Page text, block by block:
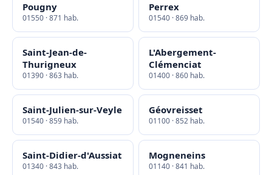
Pougny
01550 · 871 hab.
Perrex
01540 · 869 hab.
Saint-Jean-de-
Thurigneux
01390 · 863 hab.
L'Abergement-
Clémenciat
01400 · 860 hab.
Saint-Julien-sur-Veyle
01540 · 859 hab.
Géovreisset
01100 · 852 hab.
Saint-Didier-d'Aussiat
01340 · 843 hab.
Mogneneins
01140 · 841 hab.